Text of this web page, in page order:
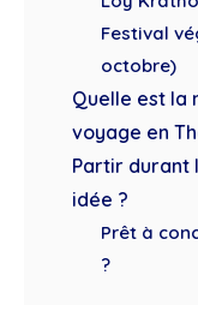
Festival
octobre)
Quelle est la
voyage en
Partir durant
idée ?
Prêt à
?